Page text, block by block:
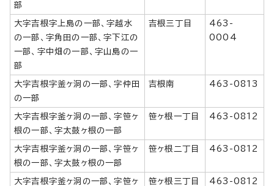
部
大字吉根字上島の一部、字越水
の一部、字角田の一部、字下江の
一部、字中畑の一部、字山島の一
部
吉根三丁目
463-
0004
大字吉根字釜ヶ洞の一部、字仲田
の一部
吉根南 463-0813
大字吉根字釜ヶ洞の一部、字笹ヶ
根の一部、字太鼓ヶ根の一部
笹ヶ根一丁目 463-0812
大字吉根字釜ヶ洞の一部、字笹ヶ
根の一部、字太鼓ヶ根の一部
笹ヶ根二丁目 463-0812
大字吉根字釜ヶ洞の一部、字笹ヶ
笹ヶ根三丁目 463-0812